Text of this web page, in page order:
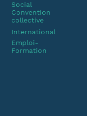
Social
Convention
collective
International
Emploi-
Formation